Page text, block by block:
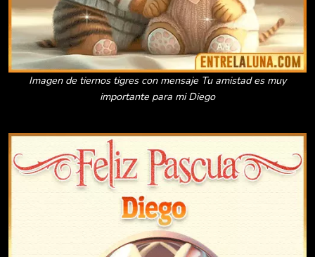
Imagen de tiernos tigres con mensaje Tu amistad es muy
importante para mi Diego